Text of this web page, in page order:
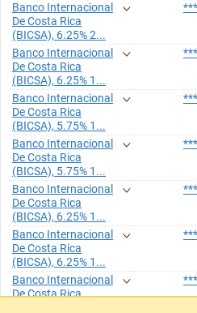
Banco Internacional
De Costa Rica
(BICSA), 6.25% 2...
***
Banco Internacional
De Costa Rica
(BICSA), 6.25% 1...
***
Banco Internacional
De Costa Rica
(BICSA), 5.75% 1...
***
Banco Internacional
De Costa Rica
(BICSA), 5.75% 1...
***
Banco Internacional
De Costa Rica
(BICSA), 6.25% 1...
***
Banco Internacional
De Costa Rica
(BICSA), 6.25% 1...
***
Banco Internacional
De Costa Rica
***